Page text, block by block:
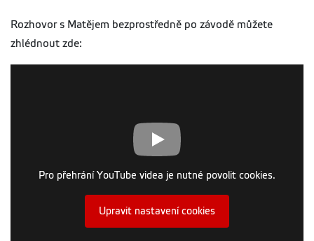
Rozhovor s Matějem bezprostředně po závodě můžete
zhlédnout zde:
Pro přehrání YouTube videa je nutné povolit cookies.
Upravit nastavení cookies